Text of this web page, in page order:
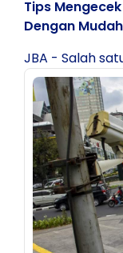
Tips
Dengan Mudah
JBA - Salah